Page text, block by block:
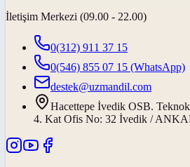
İletişim Merkezi (09.00 - 22.00)
0(312) 911 37 15
0(546) 855 07 15 (WhatsApp)
destek@uzmandil.com
Hacettepe İvedik OSB.
4. Kat Ofis No: 32 İvedik /